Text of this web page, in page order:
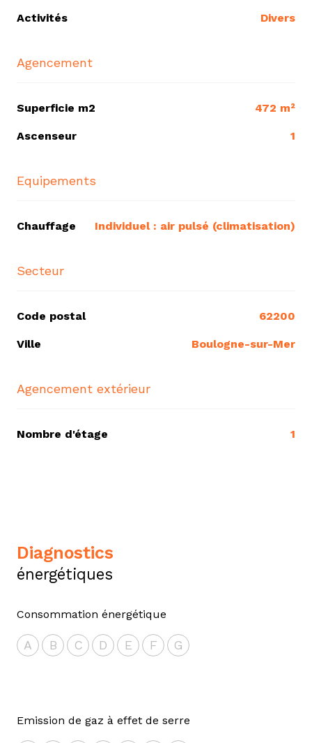
Activités Divers
Agencement
Superficie m2 472 m²
Ascenseur 1
Equipements
Chauffage individuel : air pulsé (climatisation)
Secteur
Code postal 62200
Ville Boulogne-sur-Mer
Agencement extérieur
Nombre d'étage 1
diagnostics
énergétiques
Consommation énergétique
A B C D E F G
Emission de gaz à effet de serre